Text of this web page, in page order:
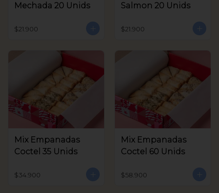
Mechada 20 Unids
$21.900
Salmon 20 Unids
$21.900
Mix Empanadas
Coctel 35 Unids
$34.900
Mix Empanadas
Coctel 60 Unids
$58.900